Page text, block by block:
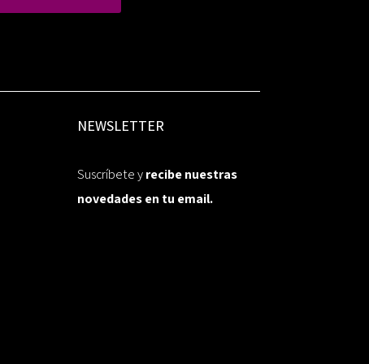
NEWSLETTER
Suscríbete yrecibe nuestras
novedades en tu email.